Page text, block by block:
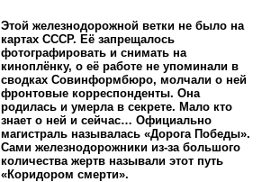
Этой железнодорожной ветки не было на
картах СССР. Её запрещалось
фотографировать и снимать на
киноплёнку, о её работе не упоминали в
сводках Совинформбюро, молчали о ней
фронтовые корреспонденты. Она
родилась и умерла в секрете. Мало кто
знает о ней и сейчас… Официально
магистраль называлась «Дорога Победы».
Сами железнодорожники из-за большого
количества жертв называли этот путь
«Коридором смерти».